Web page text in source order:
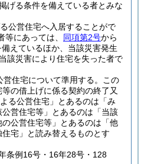
げる条件を備えている者とみな
公営住宅へ入居することがで
等にあっては、 同項第2号から
えているほか、当該災害発生
該災害により住宅を失った者で
住宅について準用する。
この
の借上げに係る契約の終了又
る公営住宅」とあるのは「み
営住宅等」とあるのは「当該
公営住宅等」とあるのは「他
宅」と読み替えるものとす
条例16号・16年28号・128